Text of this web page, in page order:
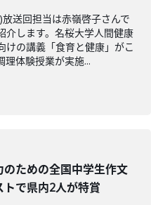
送回担当は赤嶺啓子さんで
介します。名桜大学人間健康
けの講義「食育と健康」がこ
理体験授業が実施...
のための全国中学生作文
トで県内2人が特賞